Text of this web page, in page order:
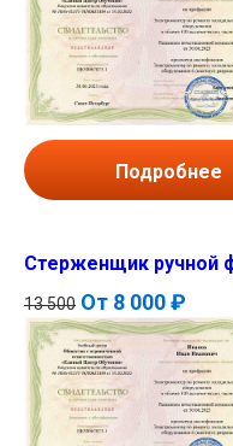
Подробнее
Стерженщик ручной
13 500 От 8 000 ₽